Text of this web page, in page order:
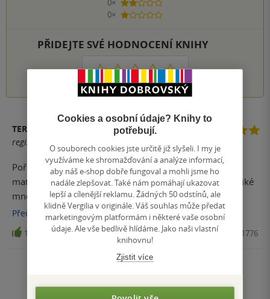
0×
2 hvězdičky
0×
1 hvezdička
PŘIDEJTE SVÉ HODNOCENÍ KNIHY
1 2 3 4 5
TEREZIE SKALICKÁ
registrovaný uživatel
Pořídila jsem domů, aby měla dcera k dispozici vhodný
materiál na procvičování. Mě se kniha líbí, obsahuje veliké
množství testů. Správnost výsledků si lze ověřit v
uvedených výsledcích. Dceru zatím kniha příliš nezajímá,
doufám, že ještě změní názor a před přijímacími
zkouškami něco procvičí.
Přečíst více
17 Učebnice, Edika, 2017, 9788026611776
Cookies a osobní údaje? Knihy to
potřebují.
O souborech cookies jste určitě již slyšeli. I my je
využíváme ke shromažďování a analýze informací,
aby náš e-shop dobře fungoval a mohli jsme ho
nadále zlepšovat. Také nám pomáhají ukazovat
lepší a cílenější reklamu. Žádných 50 odstínů, ale
klidně Vergilia v originále. Váš souhlas může předat
marketingovým platformám i některé vaše osobní
údaje. Ale vše bedlivě hlídáme. Jako naši vlastní
knihovnu!
Zjistit více